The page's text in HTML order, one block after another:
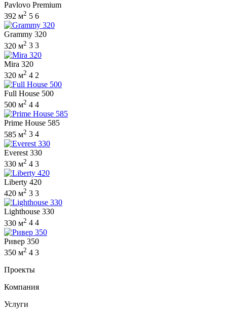
Pavlovo Premium
392 м2 5 6
Grammy 320
320 м2 3 3
Mira 320
320 м2 4 2
Full House 500
500 м2 4 4
Prime House 585
585 м2 3 4
Everest 330
330 м2 4 3
Liberty 420
420 м2 3 3
Lighthouse 330
330 м2 4 4
Ривер 350
350 м2 4 3
Проекты
Компания
Услуги